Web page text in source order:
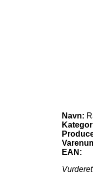
Navn:
EAN: